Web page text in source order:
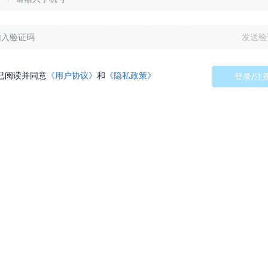
发送
阅读并同意 《用户协议》 和 《隐私政策》 登录/注